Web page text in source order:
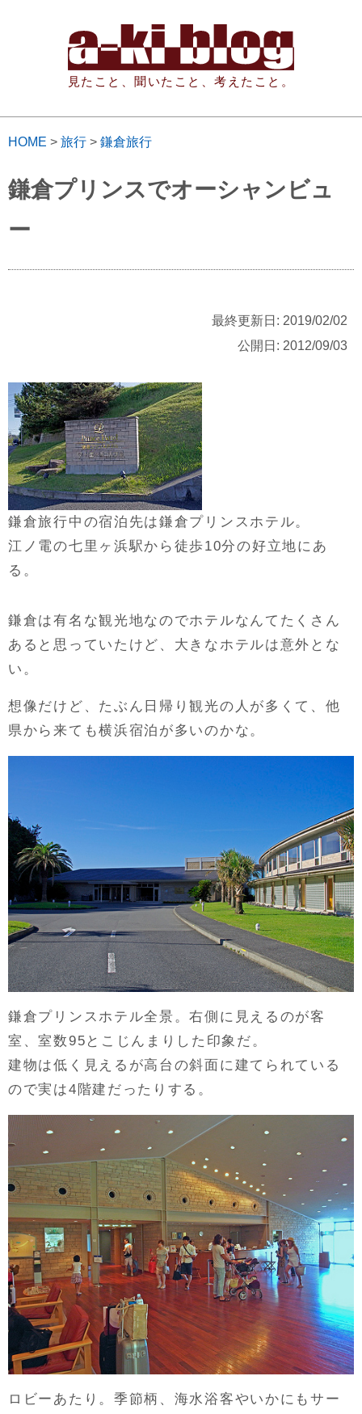
見たこと、聞いたこと、考えたこと。
HOME > 旅行 > 鎌倉旅行
鎌倉プリンスでオーシャンビュ
ー
最終更新日: 2019/02/02
公開日: 2012/09/03
鎌倉旅行中の宿泊先は鎌倉プリンスホテル。
江ノ電の七里ヶ浜駅から徒歩10分の好立地にあ
る。
鎌倉は有名な観光地なのでホテルなんてたくさん
あると思っていたけど、大きなホテルは意外とな
い。
想像だけど、たぶん日帰り観光の人が多くて、他
県から来ても横浜宿泊が多いのかな。
鎌倉プリンスホテル全景。右側に見えるのが客
室、室数95とこじんまりした印象だ。
建物は低く見えるが高台の斜面に建てられている
ので実は4階建だったりする。
ロビーあたり。季節柄、海水浴客やいかにもサー